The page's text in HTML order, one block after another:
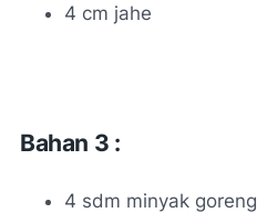
4 cm jahe
Bahan 3 :
4 sdm minyak goreng